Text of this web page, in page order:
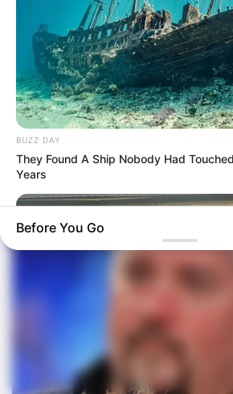
BUZZ DAY
They Found A Ship Nobody Had
Years
BUZZ DAY
Before You Go